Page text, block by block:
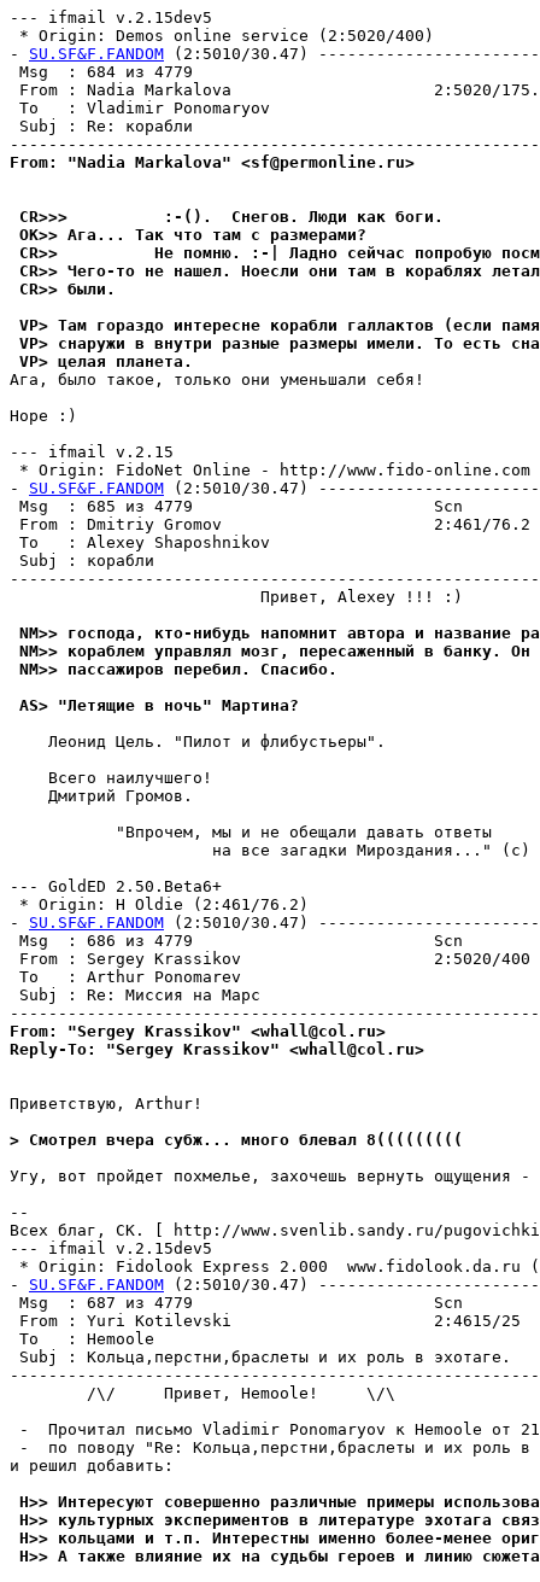
--- ifmail v.2.15dev5
* Origin: Demos online service (2:5020/400)
- SU.SF&F.FANDOM (2:5010/30.47)
Msg  : 684 из 4779
From : Nadia Markalova                     2:5020/
To   : Vladimir Ponomaryov
Subj : Re: корабли
From: "Nadia Markalova" <sf@permonline.ru>
CR>>>          :-().  Снегов. Люди как боги.
OK>> Ага... Так что там с pазмеpами?
CR>>          Не помню. :-| Ладно сейчас попробую
CR>> Чего-то не нашел. Ноесли они там в коpаблях
CR>> были.
VP> Там гораздо интересне корабли галлактов (если
VP> снаружи в внутри разные размеры имели. То есть
VP> целая планета.
Ага, было такое, только они уменьшали себя!
Hope :)
--- ifmail v.2.15
* Origin: FidoNet Online - http://www.fido-online.com
- SU.SF&F.FANDOM (2:5010/30.47)
Msg  : 685 из 4779                         Scn
From : Dmitriy Gromov                      2:461/76.2
To   : Alexey Shaposhnikov
Subj : корабли
                          Привет, Alexey !!! :)
NM>> господа, кто-нибудь напомнит автора и название
NM>> кораблем управлял мозг, пересаженный в банку.
NM>> пассажиров перебил. Спасибо.
AS> "Летящие в ночь" Мартина?
    Леонид Цель. "Пилот и флибустьеры".
    Всего наилучшего!
    Дмитрий Громов.
           "Впрочем, мы и не обещали давать ответы
на все загадки Миpоздания..." (с)
--- GoldED 2.50.Beta6+
* Origin: Н Oldie (2:461/76.2)
- SU.SF&F.FANDOM (2:5010/30.47)
Msg  : 686 из 4779                         Scn
From : Sergey Krassikov                    2:5020/400
To   : Arthur Ponomarev
Subj : Re: Миссия на Марс
From: "Sergey Krassikov" <whall@col.ru>
Reply-To: "Sergey Krassikov" <whall@col.ru>
Приветствую, Arthur!
> Смотрел вчера сyбж... много блевал 8(((((((((
Угу, вот пройдет похмелье, захочешь вернуть ощущения
--
Всех благ, СК. [ http://www.svenlib.sandy.ru/
--- ifmail v.2.15dev5
* Origin: Fidolook Express 2.000  www.fidolook.da.ru
- SU.SF&F.FANDOM (2:5010/30.47)
Msg  : 687 из 4779                         Scn
From : Yuri Kotilevski                     2:4615/25
To   : Hemoole
Subj : Кольца,перстни,браслеты и их роль в эхотаге.
        /\/     Привет, Hemoole!     \/\
-  Прочитал письмо Vladimir Ponomaryov к Hemoole от
-  по поводу "Re: Кольца,перстни,браслеты и их роль в
и решил добавить:
H>> Интеpесyют совершенно различные примеры
H>> кyльтypных экспериментов в литеpатypе эхотага
H>> кольцами и т.п. Интерестны именно более-менее
H>> А также влияние их на сyдьбы героев и линию